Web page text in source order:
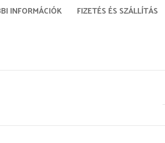
INFORMÁCIÓK FIZETÉS ÉS SZÁLLÍTÁS